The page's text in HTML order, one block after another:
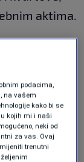
aktima.
24 sata
cijelog
do 30.
7 do 20 sati,
do 30.
22 sata.
podacima,
na vašem
kako bi se
kojih mi i naši
neki od
za vas. Ovaj
trenutni